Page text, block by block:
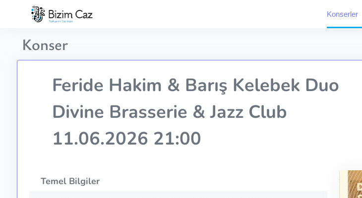
Konserler
Konser
Feride Hakim & Barış Kelebek Duo
Divine Brasserie & Jazz Club
11.06.2026 21:00
Temel Bilgiler